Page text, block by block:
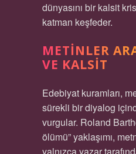
dünyasını bir kalsit
katman keşfeder.
METINLER
VE KALSIT
Edebiyat kuramları,
sürekli bir diyalog
vurgular. Roland
ölümü” yaklaşımı,